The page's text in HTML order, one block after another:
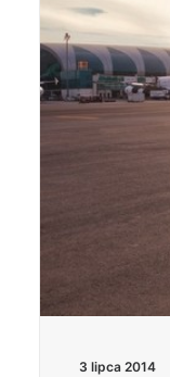
3 lipca 2014